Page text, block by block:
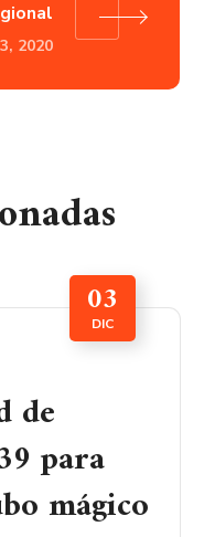
2020
03
DIC
de
para
mágico